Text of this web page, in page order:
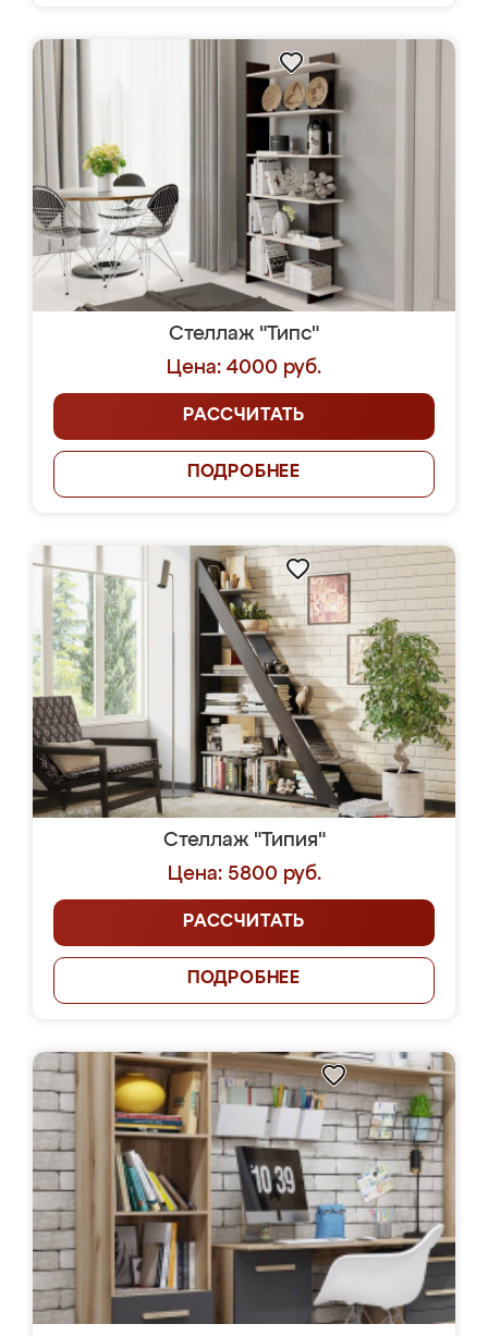
Стеллаж "Типс"
Цена: 4000 руб.
РАССЧИТАТЬ
ПОДРОБНЕЕ
Стеллаж "Типия"
Цена: 5800 руб.
РАССЧИТАТЬ
ПОДРОБНЕЕ